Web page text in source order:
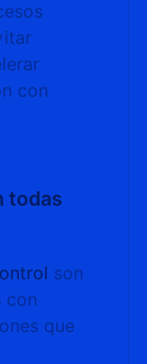
con
todas
son
con
que